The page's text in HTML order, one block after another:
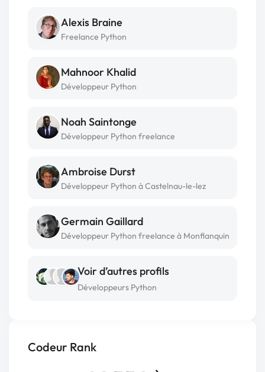
Codeur Rank
Alexis Braine
Freelance Python
Mahnoor Khalid
Développeur Python
Noah Saintonge
Développeur Python freelance
Ambroise Durst
Développeur Python à Castelnau-le-lez
Germain Gaillard
Développeur Python freelance à Monflanquin
Voir d’autres profils
Développeurs Python